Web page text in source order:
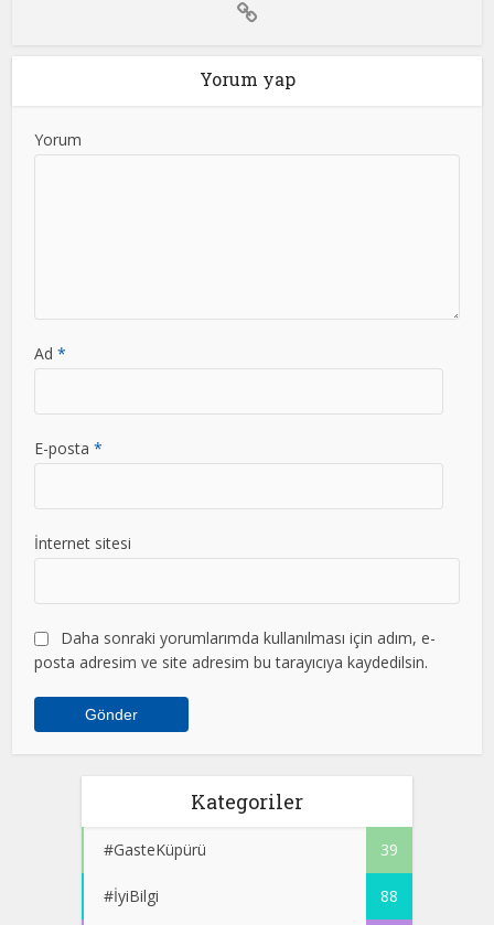
Yorum yap
Yorum
Ad*
E-posta*
İnternet sitesi
Daha sonraki yorumlarımda kullanılması için adım, e-
posta adresim ve site adresim bu tarayıcıya kaydedilsin.
Kategoriler
#GasteKüpürü 39
#İyiBilgi 88